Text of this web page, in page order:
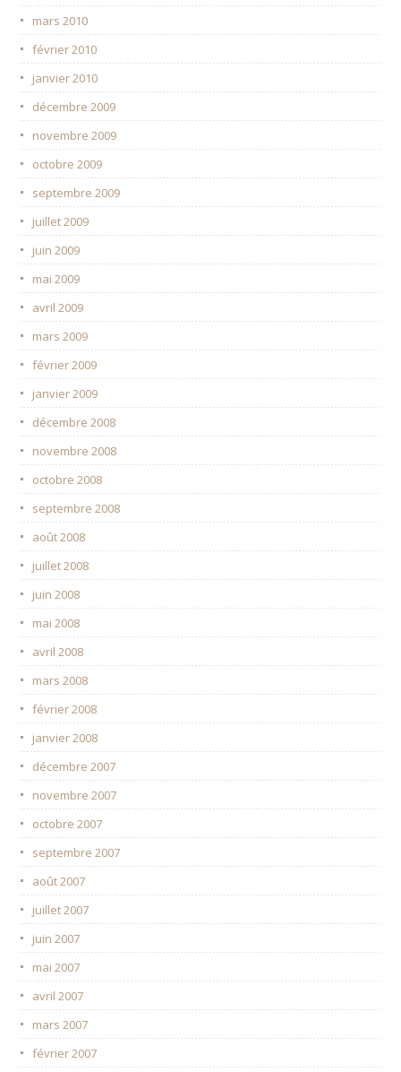
mars 2010
février 2010
janvier 2010
décembre 2009
novembre 2009
octobre 2009
septembre 2009
juillet 2009
juin 2009
mai 2009
avril 2009
mars 2009
février 2009
janvier 2009
décembre 2008
novembre 2008
octobre 2008
septembre 2008
août 2008
juillet 2008
juin 2008
mai 2008
avril 2008
mars 2008
février 2008
janvier 2008
décembre 2007
novembre 2007
octobre 2007
septembre 2007
août 2007
juillet 2007
juin 2007
mai 2007
avril 2007
mars 2007
février 2007